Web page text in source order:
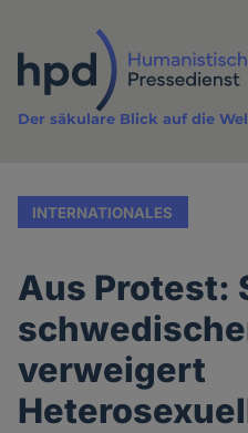
Inhalt
Der säkulare Blick auf die
INTERNATIONALES
Aus Protest:
verweigert